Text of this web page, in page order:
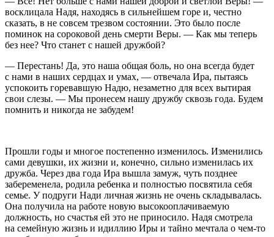
восклицала Надя, находясь в сильнейшем горе и, честно
сказать, в не совсем трезвом состоянии. Это было после
поминок на сороковой день смерти Веры. — Как мы теперь
без нее? Что станет с нашей дружбой?
— Перестань! Да, это наша общая боль, но она всегда будет
с нами в наших сердцах и умах, — отвечала Ира, пытаясь
успокоить горевавшую Надю, незаметно для всех вытирая
свои слезы. — Мы пронесем нашу дружбу сквозь года. Будем
помнить и никогда не забудем!
Прошли годы и многое постепенно изменилось. Изменились
сами девушки, их жизни и, конечно, сильно изменилась их
дружба. Через два года Ира вышла замуж, чуть позднее
забеременела, родила ребенка и полностью посвятила себя
семье. У подруги Нади личная жизнь не очень складывалась.
Она получила на работе новую высокооплачиваемую
должность, но счастья ей это не приносило. Надя смотрела
на семейную жизнь и идиллию Иры и тайно мечтала о чем-то